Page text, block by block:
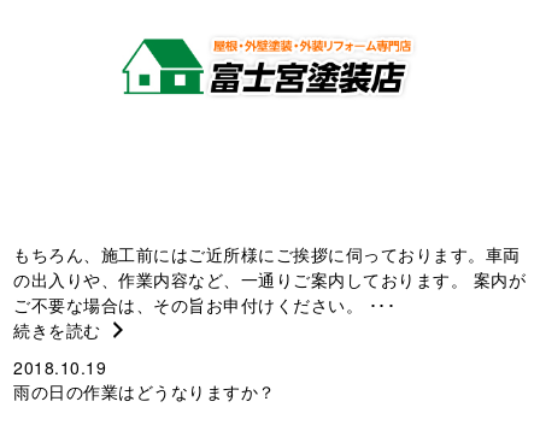
もちろん、施工前にはご近所様にご挨拶に伺っております。車両
の出入りや、作業内容など、一通りご案内しております。 案内が
ご不要な場合は、その旨お申付けください。 ･･･
続きを読む
2018.10.19
雨の日の作業はどうなりますか？